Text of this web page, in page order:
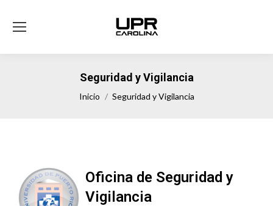
Seguridad y Vigilancia
Estás aquí:
Inicio Seguridad y Vigilancia
Oficina de Seguridad y
Vigilancia